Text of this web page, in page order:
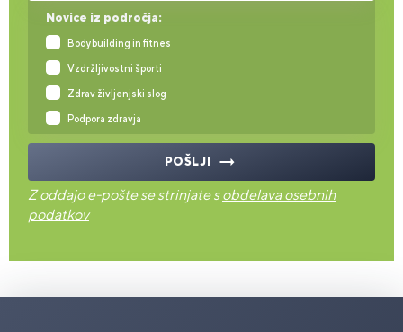
Novice iz področja:
Bodybuilding in fitnes
Vzdržljivostni športi
Zdrav življenjski slog
Podpora zdravja
POŠLJI
Z oddajo e-pošte se strinjate sobdelava osebnih
podatkov